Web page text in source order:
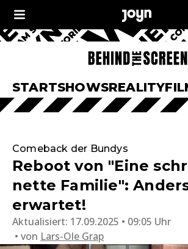
STARTSHOWSREALITY
Comeback der Bundys
Reboot von "Eine
nette Familie":
erwartet!
Aktualisiert: 17.09.2025 • 09:05 Uhr
von Lars-Ole Grap